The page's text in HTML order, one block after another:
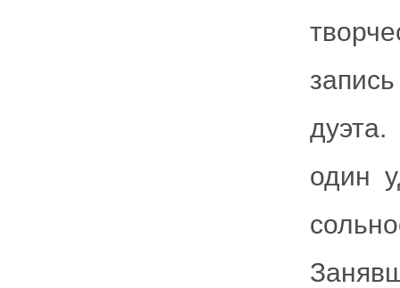
один